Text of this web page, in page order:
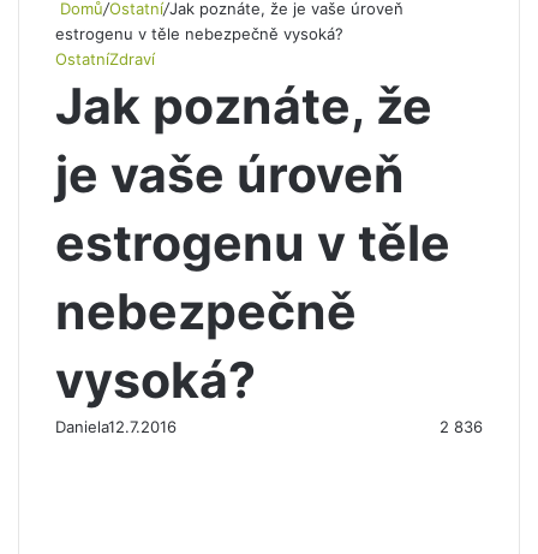
Domů/Ostatní/Jak poznáte, že je vaše úroveň
estrogenu v těle nebezpečně vysoká?
OstatníZdraví
Jak poznáte, že
je vaše úroveň
estrogenu v těle
nebezpečně
vysoká?
Daniela12.7.2016 2 836